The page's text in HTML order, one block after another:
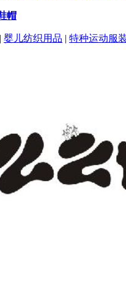
帽
| 婴儿纺织用品 | 特种运动服